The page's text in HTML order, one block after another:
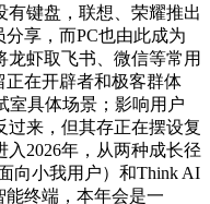
有键盘，联想、荣耀推出
享，而PC也由此成为
虾取飞书、微信等常用
正在开辟者和极客群体
室具体场景；影响用户
过来，但其存正在摆设复
2026年，从两种成长径
向小我用户）和Think AI
终端，本年会是一